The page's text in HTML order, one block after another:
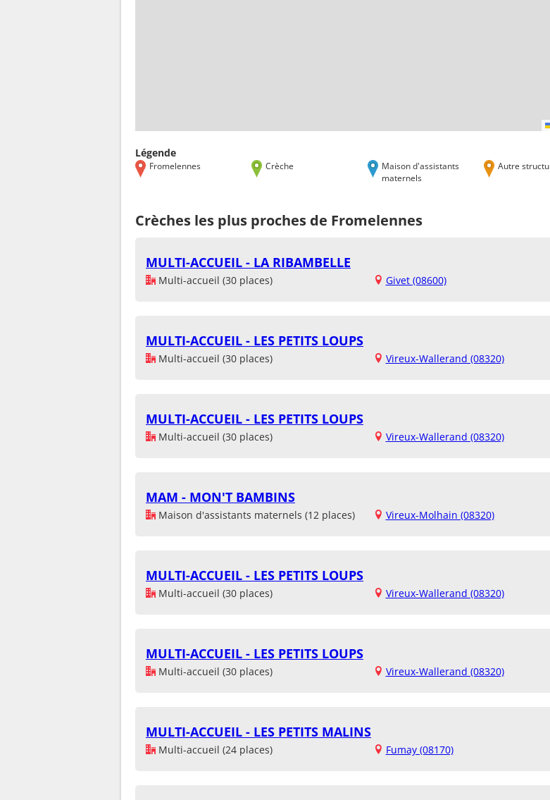
Légende
Fromelennes Crèche
Maison d'assistants
maternels
Autre
Crèches les plus proches de Fromelennes
MULTI-ACCUEIL - LA RIBAMBELLE
Multi-accueil (30 places) Givet (08600)
MULTI-ACCUEIL - LES PETITS LOUPS
Multi-accueil (30 places) Vireux-Wallerand (08320)
MULTI-ACCUEIL - LES PETITS LOUPS
Multi-accueil (30 places) Vireux-Wallerand (08320)
MAM - MON'T BAMBINS
Maison d'assistants maternels (12 places) Vireux-Molhain (08320)
MULTI-ACCUEIL - LES PETITS LOUPS
Multi-accueil (30 places) Vireux-Wallerand (08320)
MULTI-ACCUEIL - LES PETITS LOUPS
Multi-accueil (30 places) Vireux-Wallerand (08320)
MULTI-ACCUEIL - LES PETITS MALINS
Multi-accueil (24 places) Fumay (08170)